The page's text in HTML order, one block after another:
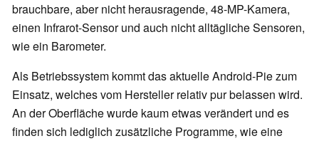
brauchbare, aber nicht herausragende, 48-MP-Kamera,
einen Infrarot-Sensor und auch nicht alltägliche Sensoren,
wie ein Barometer.
Als Betriebssystem kommt das aktuelle Android-Pie zum
Einsatz, welches vom Hersteller relativ pur belassen wird.
An der Oberfläche wurde kaum etwas verändert und es
finden sich lediglich zusätzliche Programme, wie eine